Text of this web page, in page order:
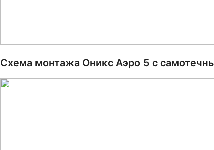
Схема монтажа Оникс Аэро 5 с